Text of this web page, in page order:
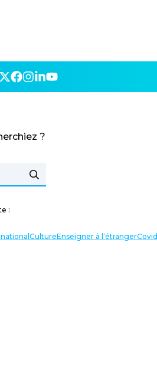
?
:
CultureEnseigner à l'étrangerCovid